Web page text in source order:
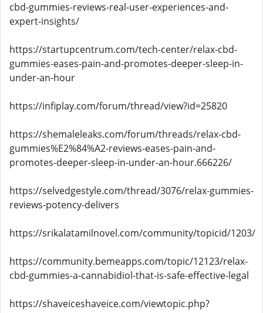
cbd-gummies-reviews-real-user-experiences-and-
expert-insights/
https://startupcentrum.com/tech-center/relax-cbd-
gummies-eases-pain-and-promotes-deeper-sleep-in-
under-an-hour
https://infiplay.com/forum/thread/view?id=25820
https://shemaleleaks.com/forum/threads/relax-cbd-
gummies%E2%84%A2-reviews-eases-pain-and-
promotes-deeper-sleep-in-under-an-hour.666226/
https://selvedgestyle.com/thread/3076/relax-gummies-
reviews-potency-delivers
https://srikalatamilnovel.com/community/topicid/1203/
https://community.bemeapps.com/topic/12123/relax-
cbd-gummies-a-cannabidiol-that-is-safe-effective-legal
https://shaveiceshaveice.com/viewtopic.php?